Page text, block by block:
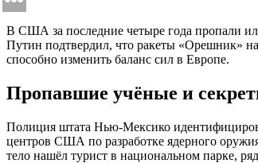
В США за последние четыре года пропали
Путин подтвердил, что ракеты «Орешник»
способно изменить баланс сил в Европе.
Пропавшие учёные и
Полиция штата Нью-Мексико
центров США по разработке ядерного
тело нашёл турист в национальном парке,